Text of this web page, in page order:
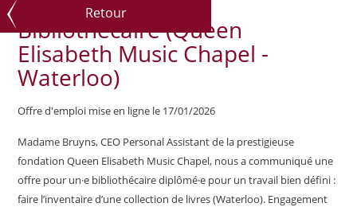
Retour
Bibliothécaire (Queen
Elisabeth Music Chapel -
Waterloo)
Offre d'emploi mise en ligne le 17/01/2026
Madame Bruyns, CEO Personal Assistant de la prestigieuse
fondation Queen Elisabeth Music Chapel, nous a communiqué une
offre pour un·e bibliothécaire diplômé·e pour un travail bien défini :
faire l’inventaire d’une collection de livres (Waterloo). Engagement